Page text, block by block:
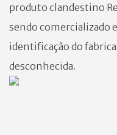
produto clandestino
sendo comercializado
identificação do
desconhecida.